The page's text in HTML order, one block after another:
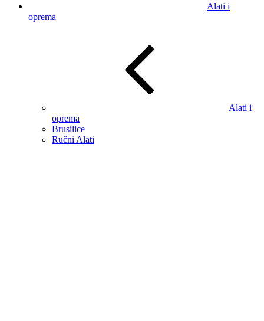
Alati i
oprema
Alati i
oprema
Brusilice
Ručni Alati